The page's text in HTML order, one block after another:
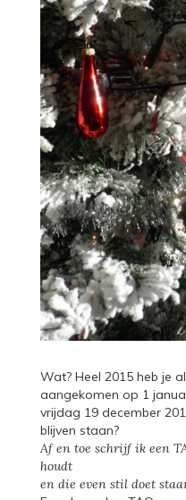
Wat? Heel 2015 heb je
aangekomen op 1
vrijdag 19 december
blijven staan?
Af en toe schrijf ik een
houdt
en die even stil doet